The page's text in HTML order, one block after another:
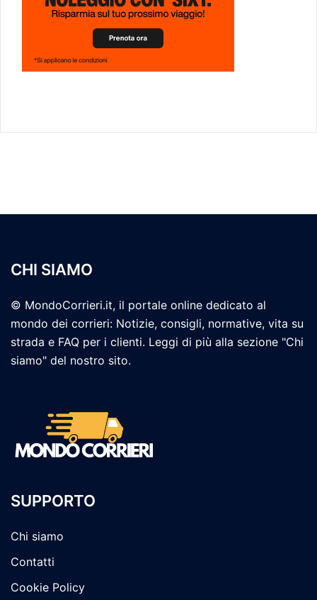
CHI SIAMO
© MondoCorrieri.it, il portale online dedicato al
mondo dei corrieri: Notizie, consigli, normative, vita su
strada e FAQ per i clienti. Leggi di più alla sezione "Chi
siamo" del nostro sito.
SUPPORTO
Chi siamo
Contatti
Cookie Policy